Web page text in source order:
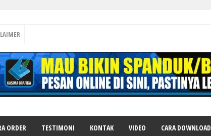
ORDER TESTIMONI KONTAK VIDEO CARA DOWNLOAD